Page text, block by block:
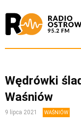
Wędrówki
Waśniów
9 lipca 2021 WAŚNIÓW